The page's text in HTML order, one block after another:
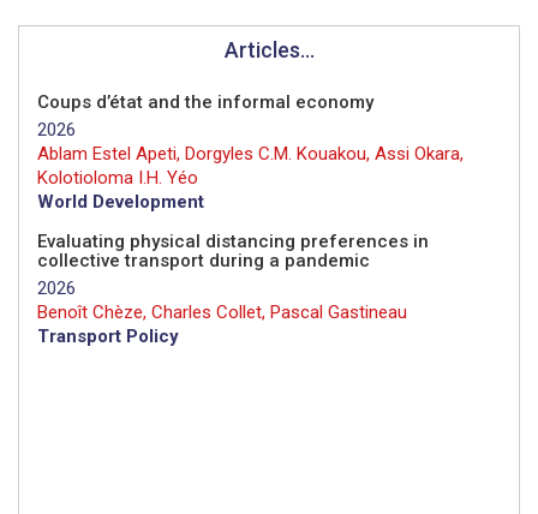
Articles...
Coups d’état and the informal economy
2026
Ablam Estel Apeti, Dorgyles C.M. Kouakou, Assi Okara,
Kolotioloma I.H. Yéo
World Development
Evaluating physical distancing preferences in
collective transport during a pandemic
2026
Benoît Chèze, Charles Collet, Pascal Gastineau
Transport Policy